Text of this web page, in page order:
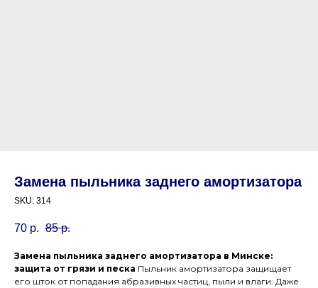
Замена пыльника заднего амортизатора
SKU: 314
70 р. 85 р.
Замена пыльника заднего амортизатора в Минске:
защита от грязи и песка Пыльник амортизатора защищает
его шток от попадания абразивных частиц, пыли и влаги. Даже